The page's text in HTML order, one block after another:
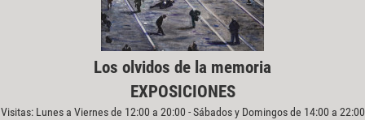
Los olvidos de la memoria
EXPOSICIONES
Visitas: Lunes a Viernes de 12:00 a 20:00 - Sábados y Domingos de 14:00 a 22:00